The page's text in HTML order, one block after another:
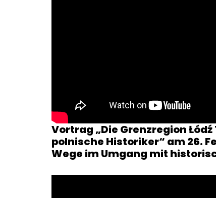
Vortrag „Die Grenzregion
polnische Historiker“ am 26.
Wege im Umgang mit